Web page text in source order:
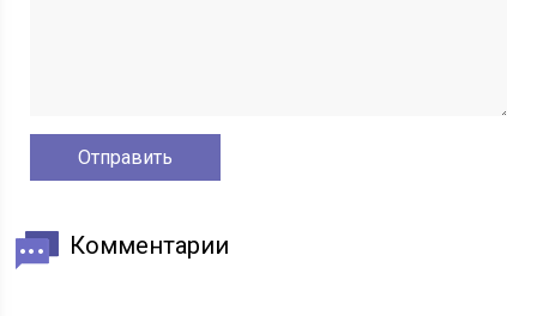
Комментарии